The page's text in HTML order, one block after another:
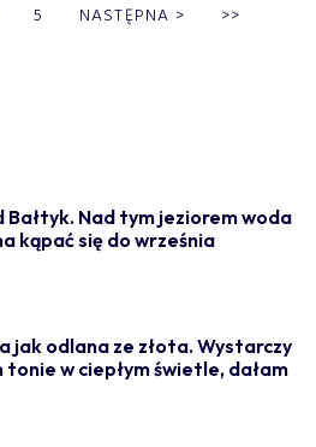
5 NASTĘPNA > >>
Bałtyk. Nad tym jeziorem woda
kąpać się do września
jak odlana ze złota. Wystarczy
w ciepłym świetle, dałam